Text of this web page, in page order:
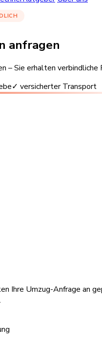
anfragen
– Sie erhalten
✓ versicherter Transport
Ihre Umzug-Anfrage an